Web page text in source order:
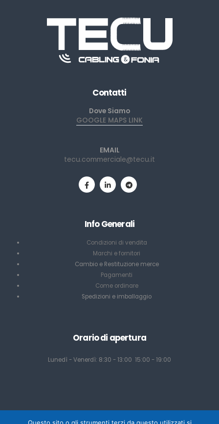
Contatti
Dove Siamo
GOOGLE MAPS LINK
EMAIL
tecu.commerciale@tecu.it
Info Generali
Condizioni di vendita
Marchi e fornitori
Cambio e Restituzione merce
Pagamenti
Come ordinare
Spedizioni e imballaggio
Orario di apertura
Lunedì - Venerdì: 8:30 - 13:00 15:00 - 19:00